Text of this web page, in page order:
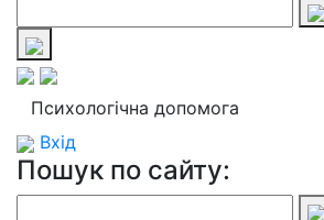
Психологічна допомога
Вхід
Пошук по сайту: